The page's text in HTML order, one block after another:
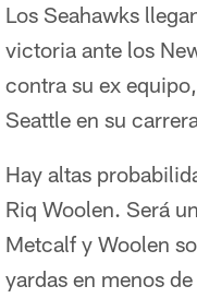
Los Seahawks
victoria ante los
contra su ex
Seattle en su
Hay altas
Riq Woolen. Será
Metcalf y Woolen
yardas en menos